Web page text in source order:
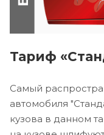
Тариф
Самый
автомобиля
кузова в данном